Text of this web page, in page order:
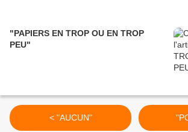
"PAPIERS EN TROP OU EN TROP
PEU"
< "AUCUN"